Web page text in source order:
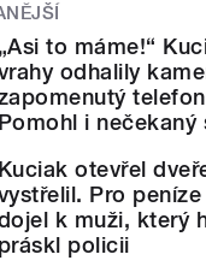
„Asi to máme!“
odhalily
Pomohl i nečekaný
Kuciak otevřel
Pro
k muži, který
práskl policii